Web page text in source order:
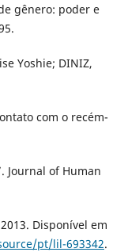
gênero: poder e
Yoshie; DINIZ,
com o recém-
Journal of Human
Disponível em
pt/lil-693342.